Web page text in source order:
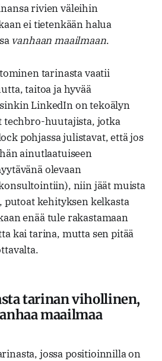
rivien väleihin
ei tietenkään halua
vanhaan maailmaan.
tarinasta vaatii
taitoa ja hyvää
LinkedIn on tekoälyn
techbro-huutajista, jotka
pohjassa julistavat, että jos
ainutlaatuiseen
olevaan
niin jäät muista
putoat kehityksen kelkasta
enää tule rakastamaan
kai tarina, mutta sen pitää
tarinan vihollinen,
maailmaa
jossa positioinnilla on